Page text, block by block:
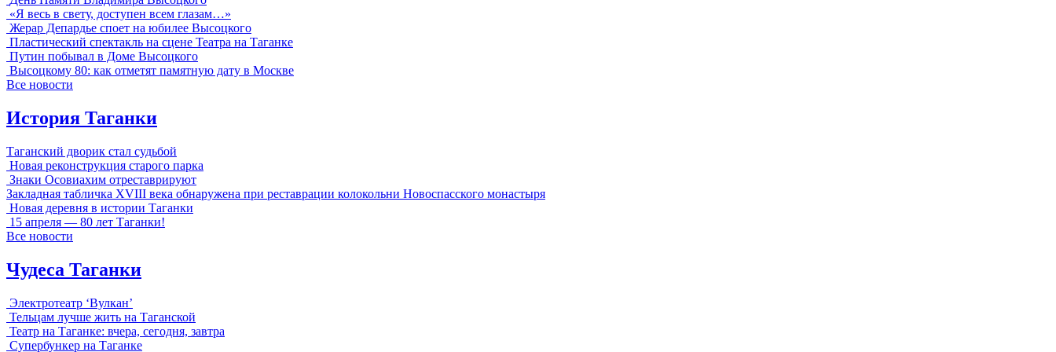
«Я весь в свету, доступен всем глазам…»
Жерар Депардье споет на юбилее Высоцкого
Пластический спектакль на сцене Театра на Таганке
Путин побывал в Доме Высоцкого
Высоцкому 80: как отметят памятную дату в Москве
Все новости
История Таганки
Таганский дворик стал судьбой
Новая реконструкция старого парка
Знаки Осовиахим отреставрируют
Закладная табличка XVIII века обнаружена при реставрации колокольни Новоспасского монастыря
Новая деревня в истории Таганки
15 апреля — 80 лет Таганки!
Все новости
Чудеса Таганки
Электротеатр ‘Вулкан’
Тельцам лучше жить на Таганской
Театр на Таганке: вчера, сегодня, завтра
Супербункер на Таганке